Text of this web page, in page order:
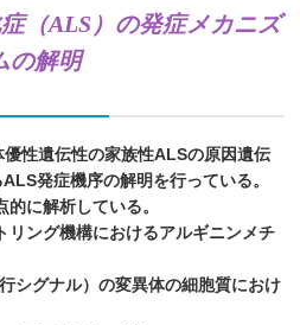
（ALS）の発症メカニズ
の解明
性遺伝性の家族性ALSの原因遺伝
発症機序の解明を行っている。
に解析している。
ング機構におけるアルギニンメチ
シグナル）の変異体の細胞質におけ